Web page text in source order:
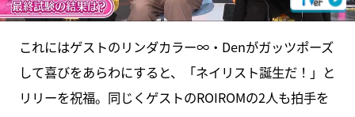
これにはゲストのリンダカラー∞・Denがガッツポーズ
して喜びをあらわにすると、「ネイリスト誕生だ！」と
リリーを祝福。同じくゲストのROIROMの2人も拍手を